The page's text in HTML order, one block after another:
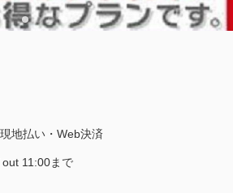
現地払い・Web決済
11:00まで